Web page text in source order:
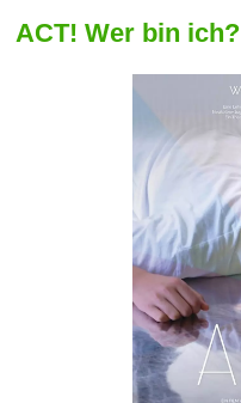
ACT! Wer bin ich?